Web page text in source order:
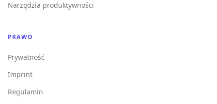
Narzędzia produktywności
PRAWO
Prywatność
Imprint
Regulamin